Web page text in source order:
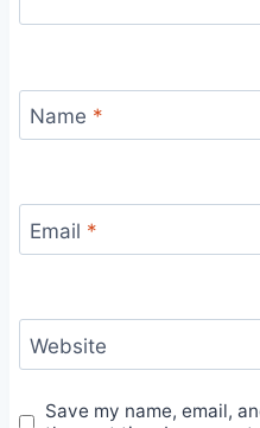
Name *
Email *
Website
Save my name, email,